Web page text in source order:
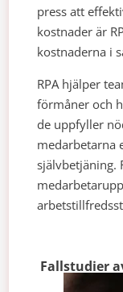
press att
kostnader är
kostnaderna i
RPA hjälper
förmåner och
de uppfyller
medarbetarna
självbetjäning.
Fallstudier